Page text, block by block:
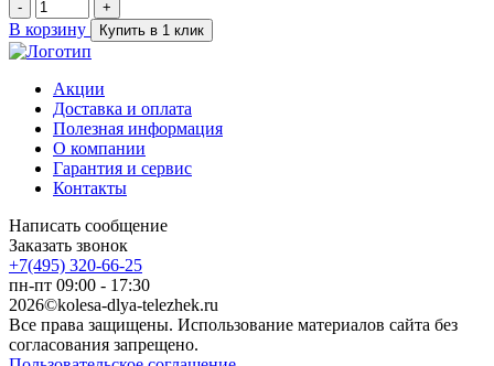
- +
В корзину Купить в 1 клик
Акции
Доставка и оплата
Полезная информация
О компании
Гарантия и сервис
Контакты
Написать сообщение
Заказать звонок
+7(495) 320-66-25
пн-пт 09:00 - 17:30
2026©kolesa-dlya-telezhek.ru
Все права защищены. Использование материалов сайта без
согласования запрещено.